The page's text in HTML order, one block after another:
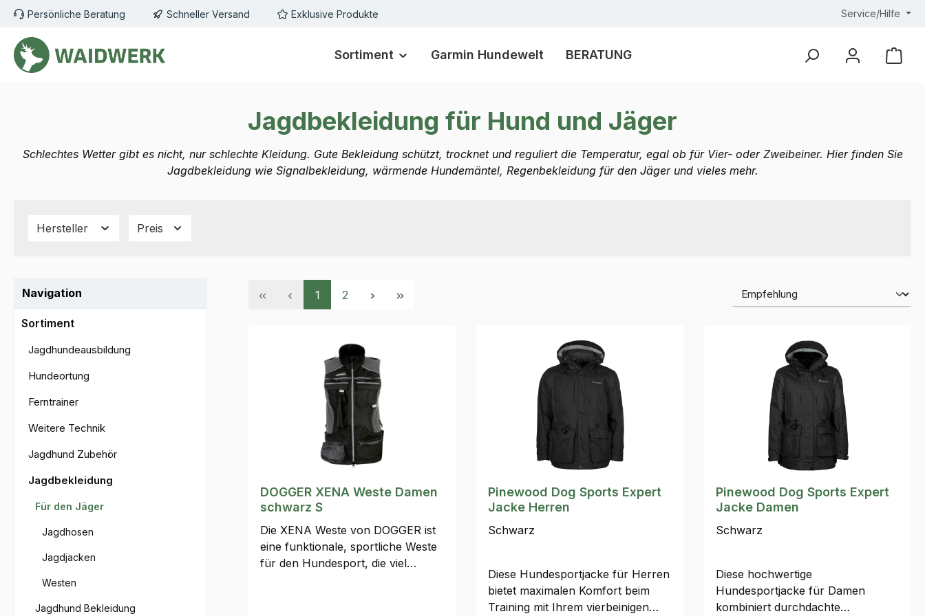
Hauptinhalt springen
Zur Suche springen
Zur Hauptnavigation springen
Persönliche Beratung Schneller Versand Exklusive Produkte Service/Hilfe
Sortiment Garmin Hundewelt BERATUNG
Jagdbekleidung für Hund und Jäger
Schlechtes Wetter gibt es nicht, nur schlechte Kleidung. Gute Bekleidung schützt, trocknet und reguliert die Temperatur, egal ob für Vier- oder Zweibeiner. Hier finden Sie
Jagdbekleidung wie Signalbekleidung, wärmende Hundemäntel, Regenbekleidung für den Jäger und vieles mehr.
Hersteller Preis
Navigation
Sortiment
Jagdhundeausbildung
Hundeortung
Ferntrainer
Weitere Technik
Jagdhund Zubehör
Jagdbekleidung
Für den Jäger
Jagdhosen
Jagdjacken
Westen
Jagdhund Bekleidung
Seite
1 Seite
2
DOGGER XENA Weste Damen
schwarz S
Die XENA Weste von DOGGER ist
eine funktionale, sportliche Weste
für den Hundesport, die viel
Pinewood Dog Sports Expert
Jacke Herren
Schwarz
Diese Hundesportjacke für Herren
bietet maximalen Komfort beim
Training mit Ihrem vierbeinigen
Pinewood Dog Sports Expert
Jacke Damen
Schwarz
Diese hochwertige
Hundesportjacke für Damen
kombiniert durchdachte